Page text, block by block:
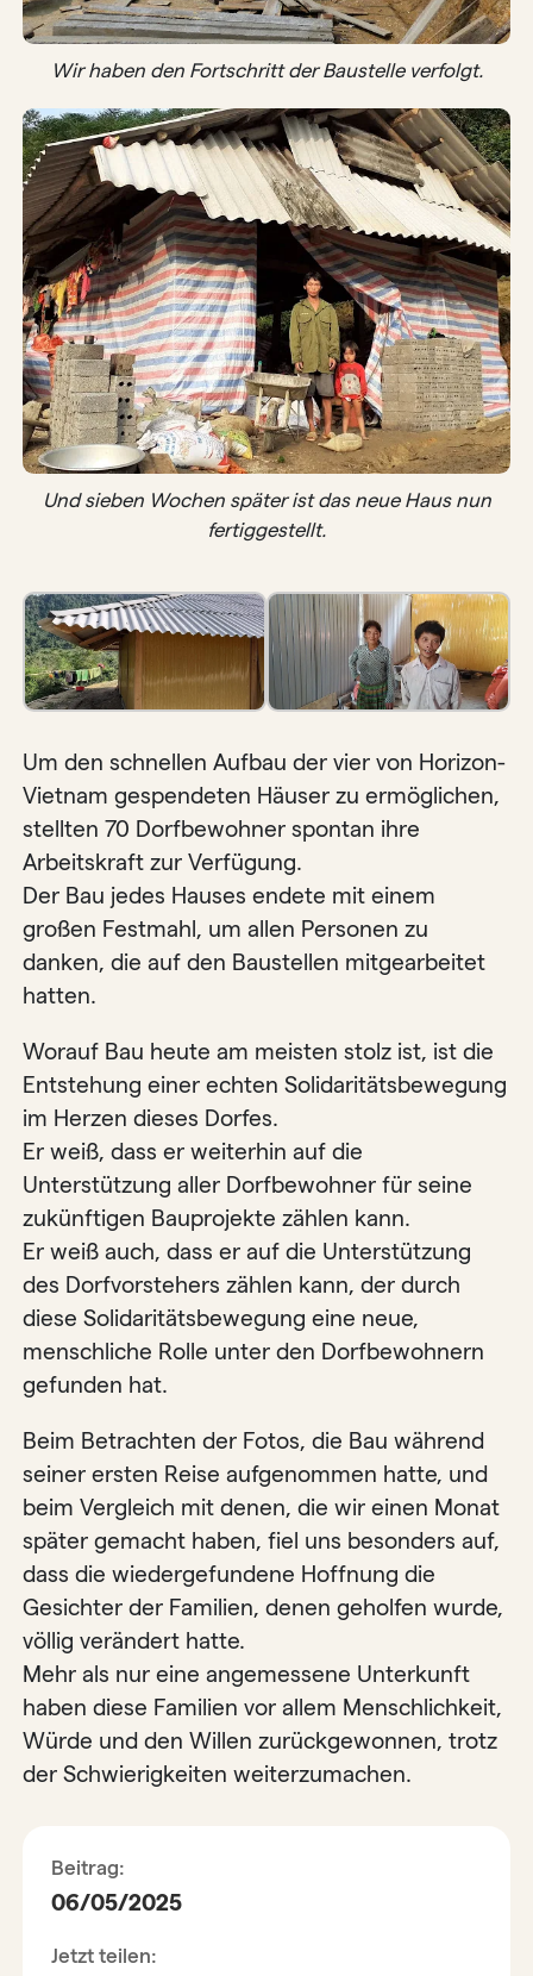
Wir haben den Fortschritt der Baustelle verfolgt.
Und sieben Wochen später ist das neue Haus nun
fertiggestellt.
Um den schnellen Aufbau der vier von Horizon-
Vietnam gespendeten Häuser zu ermöglichen,
stellten 70 Dorfbewohner spontan ihre
Arbeitskraft zur Verfügung.
Der Bau jedes Hauses endete mit einem
großen Festmahl, um allen Personen zu
danken, die auf den Baustellen mitgearbeitet
hatten.
Worauf Bau heute am meisten stolz ist, ist die
Entstehung einer echten Solidaritätsbewegung
im Herzen dieses Dorfes.
Er weiß, dass er weiterhin auf die
Unterstützung aller Dorfbewohner für seine
zukünftigen Bauprojekte zählen kann.
Er weiß auch, dass er auf die Unterstützung
des Dorfvorstehers zählen kann, der durch
diese Solidaritätsbewegung eine neue,
menschliche Rolle unter den Dorfbewohnern
gefunden hat.
Beim Betrachten der Fotos, die Bau während
seiner ersten Reise aufgenommen hatte, und
beim Vergleich mit denen, die wir einen Monat
später gemacht haben, fiel uns besonders auf,
dass die wiedergefundene Hoffnung die
Gesichter der Familien, denen geholfen wurde,
völlig verändert hatte.
Mehr als nur eine angemessene Unterkunft
haben diese Familien vor allem Menschlichkeit,
Würde und den Willen zurückgewonnen, trotz
der Schwierigkeiten weiterzumachen.
Beitrag:
06/05/2025
Jetzt teilen: